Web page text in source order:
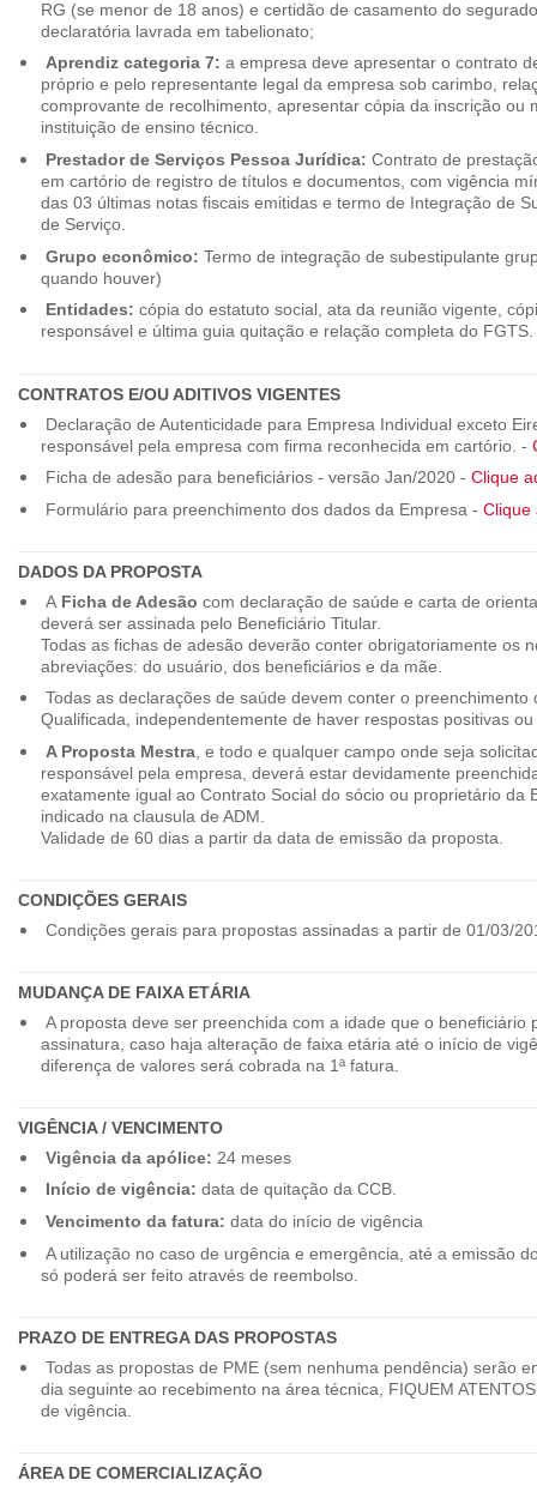
RG (se menor de 18 anos) e certidão de casamento do
declaratória lavrada em tabelionato;
Aprendiz categoria 7: a empresa deve apresentar o contrato
próprio e pelo representante legal da empresa sob carimbo,
comprovante de recolhimento, apresentar cópia da inscrição ou
instituição de ensino técnico.
Prestador de Serviços Pessoa Jurídica: Contrato de
em cartório de registro de títulos e documentos, com vigência
das 03 últimas notas fiscais emitidas e termo de Integração de
de Serviço.
Grupo econômico: Termo de integração de subestipulante
quando houver)
Entidades: cópia do estatuto social, ata da reunião vigente,
responsável e última guia quitação e relação completa do FGTS.
CONTRATOS E/OU ADITIVOS VIGENTES
Declaração de Autenticidade para Empresa Individual exceto
responsável pela empresa com firma reconhecida em cartório. -
Ficha de adesão para beneficiários - versão Jan/2020 - Clique
Formulário para preenchimento dos dados da Empresa - Clique
DADOS DA PROPOSTA
A Ficha de Adesão com declaração de saúde e carta de
deverá ser assinada pelo Beneficiário Titular.
Todas as fichas de adesão deverão conter obrigatoriamente os
abreviações: do usuário, dos beneficiários e da mãe.
Todas as declarações de saúde devem conter o preenchimento
Qualificada, independentemente de haver respostas positivas ou
A Proposta Mestra, e todo e qualquer campo onde seja
responsável pela empresa, deverá estar devidamente
exatamente igual ao Contrato Social do sócio ou proprietário da
indicado na clausula de ADM.
Validade de 60 dias a partir da data de emissão da proposta.
CONDIÇÕES GERAIS
Condições gerais para propostas assinadas a partir de 01/03/
MUDANÇA DE FAIXA ETÁRIA
A proposta deve ser preenchida com a idade que o beneficiário
assinatura, caso haja alteração de faixa etária até o início de
diferença de valores será cobrada na 1ª fatura.
VIGÊNCIA / VENCIMENTO
Vigência da apólice: 24 meses
Início de vigência: data de quitação da CCB.
Vencimento da fatura: data do início de vigência
A utilização no caso de urgência e emergência, até a emissão
só poderá ser feito através de reembolso.
PRAZO DE ENTREGA DAS PROPOSTAS
Todas as propostas de PME (sem nenhuma pendência) serão
dia seguinte ao recebimento na área técnica, FIQUEM
de vigência.
ÁREA DE COMERCIALIZAÇÃO